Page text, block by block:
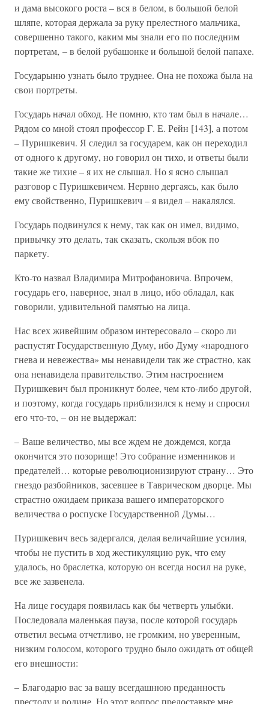
и дама высокого роста – вся в белом, в большой белой
шляпе, которая держала за руку прелестного мальчика,
совершенно такого, каким мы знали его по последним
портретам, – в белой рубашонке и большой белой папахе.
Государыню узнать было труднее. Она не похожа была на
свои портреты.
Государь начал обход. Не помню, кто там был в начале…
Рядом со мной стоял профессор Г. Е. Рейн [143], а потом
– Пуришкевич. Я следил за государем, как он переходил
от одного к другому, но говорил он тихо, и ответы были
такие же тихие – я их не слышал. Но я ясно слышал
разговор с Пуришкевичем. Нервно дергаясь, как было
ему свойственно, Пуришкевич – я видел – накалялся.
Государь подвинулся к нему, так как он имел, видимо,
привычку это делать, так сказать, скользя вбок по
паркету.
Кто-то назвал Владимира Митрофановича. Впрочем,
государь его, наверное, знал в лицо, ибо обладал, как
говорили, удивительной памятью на лица.
Нас всех живейшим образом интересовало – скоро ли
распустят Государственную Думу, ибо Думу «народного
гнева и невежества» мы ненавидели так же страстно, как
она ненавидела правительство. Этим настроением
Пуришкевич был проникнут более, чем кто-либо другой,
и поэтому, когда государь приблизился к нему и спросил
его что-то, – он не выдержал:
– Ваше величество, мы все ждем не дождемся, когда
окончится это позорище! Это собрание изменников и
предателей… которые революционизируют страну… Это
гнездо разбойников, засевшее в Таврическом дворце. Мы
страстно ожидаем приказа вашего императорского
величества о роспуске Государственной Думы…
Пуришкевич весь задергался, делая величайшие усилия,
чтобы не пустить в ход жестикуляцию рук, что ему
удалось, но браслетка, которую он всегда носил на руке,
все же зазвенела.
На лице государя появилась как бы четверть улыбки.
Последовала маленькая пауза, после которой государь
ответил весьма отчетливо, не громким, но уверенным,
низким голосом, которого трудно было ожидать от общей
его внешности:
– Благодарю вас за вашу всегдашнюю преданность
престолу и родине. Но этот вопрос предоставьте мне…